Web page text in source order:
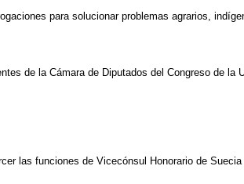
para solucionar problemas agrarios,
de la Cámara de Diputados del Congreso de la
las funciones de Vicecónsul Honorario de